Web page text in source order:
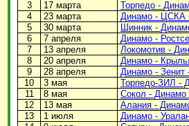
3
17 марта
Торпедо -
4
23 марта
Динамо - ЦСКА
5
30 марта
Шинник -
6
7 апреля
Динамо -
7
13 апреля
Локомотив -
8
20 апреля
Динамо -
9
28 апреля
Динамо - Зенит
10
3 мая
Торпедо-ЗИЛ -
11
8 мая
Сокол - Динамо
12
13 мая
Алания -
13
1 июля
Динамо -